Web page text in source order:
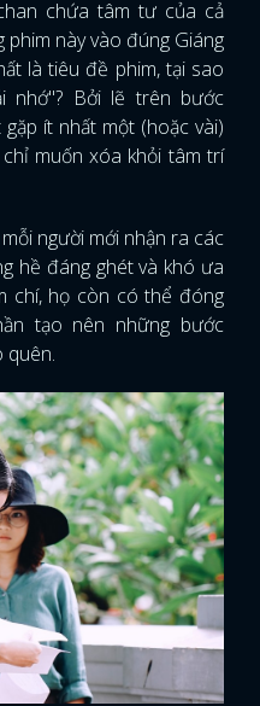
chứa tâm tư của cả
phim này vào đúng Giáng
là tiêu đề phim, tại sao
nhớ"? Bởi lẽ trên bước
ít nhất một (hoặc vài)
muốn xóa khỏi tâm trí
người mới nhận ra các
hề đáng ghét và khó ưa
chí, họ còn có thể đóng
tạo nên những bước
quên.